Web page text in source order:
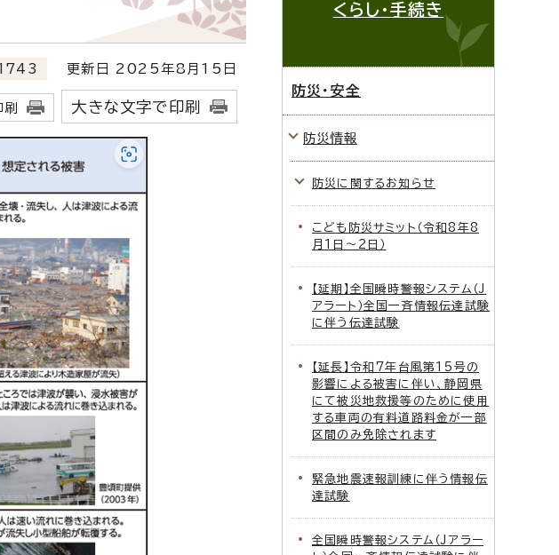
更新日 2025年8月15日
刷 大きな文字で印刷
くらし・手続き
防災・安全
防災情報
防災に関するお知らせ
こども防災サミット（令和8年8
月1日～2日）
【延期】全国瞬時警報システム（J
アラート）全国一斉情報伝達試験
に伴う伝達試験
【延長】令和7年台風第15号の
影響による被害に伴い、静岡県
にて被災地救援等のために使用
する車両の有料道路料金が一部
区間のみ免除されます
緊急地震速報訓練に伴う情報伝
達試験
全国瞬時警報システム（Jアラー